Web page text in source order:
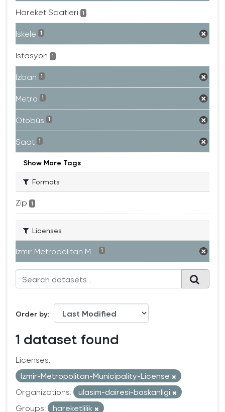
Hareket Saatleri 1
Iskele 1
Istasyon 1
Izban 1
Metro 1
Otobüs 1
Saat 1
Show More Tags
Formats
Zip 1
Licenses
Izmir Metropolitan M... 1
Order by
1 dataset found
Licenses:
Izmir-Metropolitan-Municipality-License
Organizations:
ulasim-dairesi-baskanligi
Groups:
hareketlilik